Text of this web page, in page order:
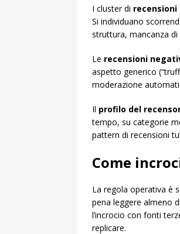
I cluster di
Si individuano
struttura, mancanza di
Le recensioni
aspetto generico
moderazione
Il profilo del
tempo, su categorie
pattern di recensioni
Come
La regola operativa è
pena leggere almeno
l’incrocio con fonti
replicare.